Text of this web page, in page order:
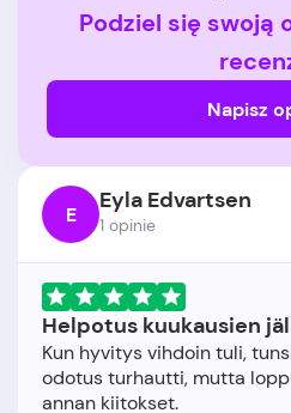
Podziel się swoją
Napisz
E Eyla Edvartsen
1 opinie
Helpotus kuukausien
Kun hyvitys vihdoin tuli,
odotus turhautti, mutta